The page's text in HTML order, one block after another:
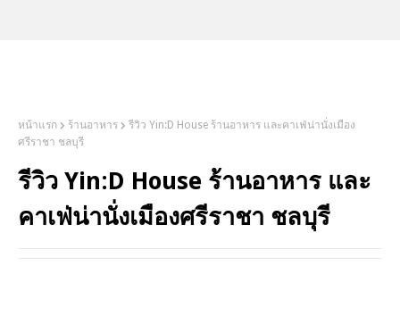
หน้าแรก ร้านอาหาร
รีวิว Yin:D House ร้านอาหาร และคาเฟ่น่านั่งเมือง
ศรีราชา ชลบุรี
รีวิว Yin:D House ร้านอาหาร และ
คาเฟ่น่านั่งเมืองศรีราชา ชลบุรี